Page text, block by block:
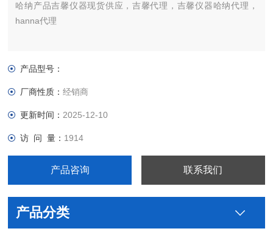
哈纳产品吉馨仪器现货供应，吉馨代理，吉馨仪器哈纳代理，
hanna代理
产品型号：
厂商性质：经销商
更新时间： 2025-12-10
访 问 量： 1914
产品咨询 联系我们
产品分类